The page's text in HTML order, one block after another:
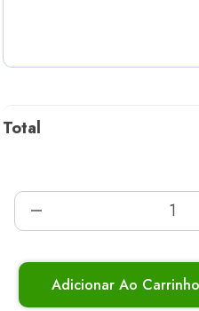
Total
Adicionar Ao Carrinho